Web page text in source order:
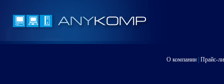
О компании Прайс-